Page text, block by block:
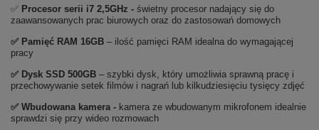
✅ Procesor serii i7 2,5GHz - świetny procesor nadający się do
zaawansowanych prac biurowych oraz do zastosowań domowych
✅ Pamięć RAM 16GB – ilość pamięci RAM idealna do wymagającej
pracy
✅ Dysk SSD 500GB – szybki dysk, który umożliwia sprawną pracę i
przechowywanie setek filmów i nagrań lub kilkudziesięciu tysięcy zdjęć
✅ Wbudowana kamera - kamera ze wbudowanym mikrofonem idealnie
sprawdzi się przy wideo rozmowach